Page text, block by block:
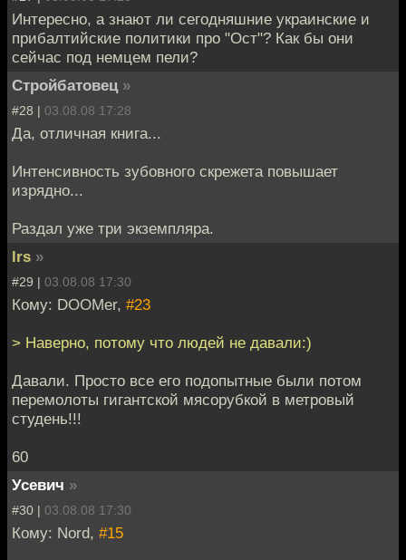
Интересно, а знают ли сегодняшние украинские и
прибалтийские политики про "Ост"? Как бы они
сейчас под немцем пели?
Стройбатовец »
#28 | 03.08.08 17:28
Да, отличная книга...
Интенсивность зубовного скрежета повышает
изрядно...
Раздал уже три экземпляра.
lrs »
#29 | 03.08.08 17:30
Кому: DOOMer, #23
> Наверно, потому что людей не давали:)
Давали. Просто все его подопытные были потом
перемолоты гигантской мясорубкой в метровый
студень!!!
60
Усевич »
#30 | 03.08.08 17:30
Кому: Nord, #15